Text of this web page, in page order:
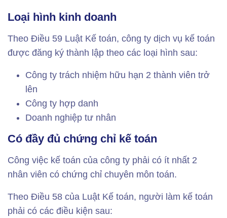
Loại hình kinh doanh
Theo Điều 59 Luật Kế toán, công ty dịch vụ kế toán
được đăng ký thành lập theo các loại hình sau:
Công ty trách nhiệm hữu hạn 2 thành viên trở
lên
Công ty hợp danh
Doanh nghiệp tư nhân
Có đầy đủ chứng chỉ kế toán
Công việc kế toán của công ty phải có ít nhất 2
nhân viên có chứng chỉ chuyên môn toán.
Theo Điều 58 của Luật Kế toán, người làm kế toán
phải có các điều kiện sau: